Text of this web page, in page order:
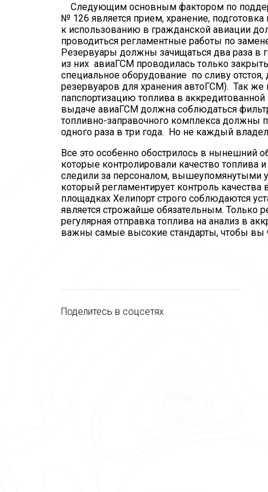
Следующим основным фактором по
№ 126 является прием, хранение,
к использованию в гражданской авиации
проводиться регламентные работы по
Резервуары должны зачищаться два раза в
из них авиаГСМ проводилась только
специальное оборудование по сливу отстоя,
резервуаров для хранения автоГСМ). Так
папспортизацию топлива в
выдаче авиаГСМ должна соблюдаться
топливно-заправочного комплекса должны
одного раза в три года. Но не каждый
Все это особенно обострилось в нынешний
которые контролировали качество
следили за персоналом, вышеупомянутыми
который регламентирует контроль
площадках Хелипорт строго соблюдаются
является строжайше обязательным. Только
регулярная отправка топлива на анализ в
важны самые высокие стандарты, чтобы вы
Поделитесь в соцсетях